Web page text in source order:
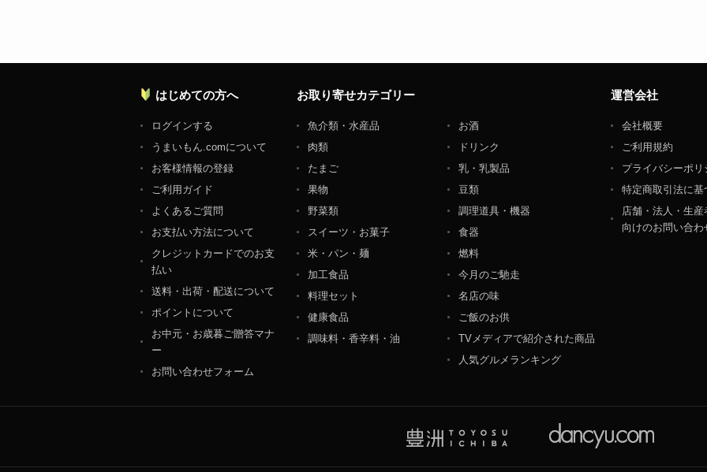
ます。これらには、お客様のお名前、ご住所、電話番号、電子メールアドレスなど、お客様を特
個人情報保護管理者：オペレーション部シニアマネージャー
〒106-0044 東京都港区東麻布一丁目２７番１号 東麻布食文化ビル４階
ＴＥＬ：050-5213-9266
ＦＡＸ：047-401-6847
はじめての方へ
ログインする
うまいもん.comについて
お客様情報の登録
ご利用ガイド
よくあるご質問
お支払い方法について
クレジットカードでのお支
払い
送料・出荷・配送について
ポイントについて
お中元・お歳暮ご贈答マナ
ー
お問い合わせフォーム
お取り寄せカテゴリー
魚介類・水産品
肉類
たまご
果物
野菜類
スイーツ・お菓子
米・パン・麺
加工食品
料理セット
健康食品
調味料・香辛料・油
お酒
ドリンク
乳・乳製品
豆類
調理道具・機器
食器
燃料
今月のご馳走
名店の味
ご飯のお供
TVメディアで紹介された商品
人気グルメランキング
運営会社
会社概要
ご利用規約
プライバシーポリ
特定商取引法に基
店舗・法人・生産
向けのお問い合わ